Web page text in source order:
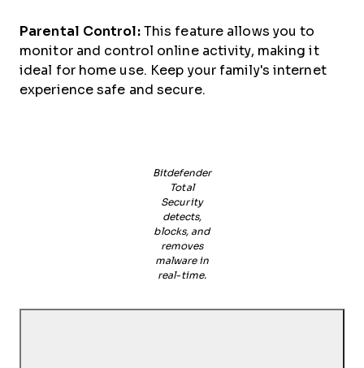
Parental Control:This feature allows you to
monitor and control online activity, making it
ideal for home use. Keep your family's internet
experience safe and secure.
Bitdefender
Total
Security
detects,
blocks, and
removes
malware in
real-time.